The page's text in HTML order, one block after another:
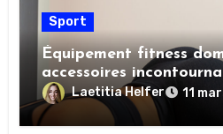
Sport
Équipement fitness
accessoires
booster vos
Laetitia Helfer 11